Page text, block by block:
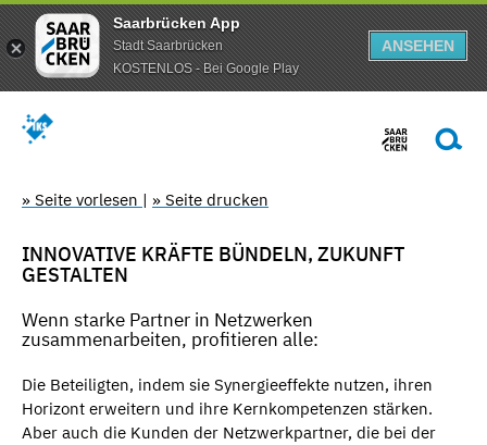
Saarbrücken App
Stadt Saarbrücken
KOSTENLOS - Bei Google Play
ANSEHEN
» Seite vorlesen | » Seite drucken
INNOVATIVE KRÄFTE BÜNDELN, ZUKUNFT
GESTALTEN
Wenn starke Partner in Netzwerken
zusammenarbeiten, profitieren alle:
Die Beteiligten, indem sie Synergieeffekte nutzen, ihren
Horizont erweitern und ihre Kernkompetenzen stärken.
Aber auch die Kunden der Netzwerkpartner, die bei der